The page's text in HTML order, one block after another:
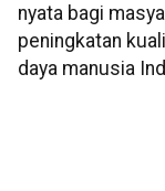
nyata bagi
peningkatan
daya manusia